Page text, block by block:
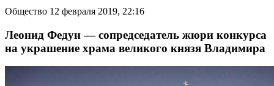
Общество 12 февраля 2019, 22:16
Леонид Федун — сопредседатель жюри конкурса
на украшение храма великого князя Владимира